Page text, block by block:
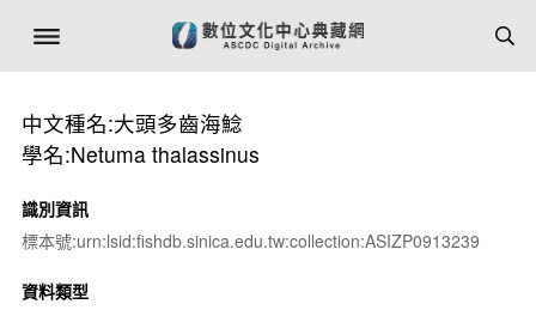
中文種名:大頭多齒海鯰
學名:Netuma thalassinus
識別資訊
標本號:urn:lsid:fishdb.sinica.edu.tw:collection:ASIZP0913239
資料類型